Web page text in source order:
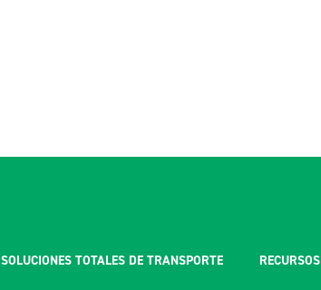
SOLUCIONES TOTALES DE TRANSPORTE RECURSOS